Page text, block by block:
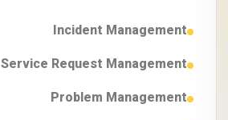
Incident Management
Service Request Management
Problem Management